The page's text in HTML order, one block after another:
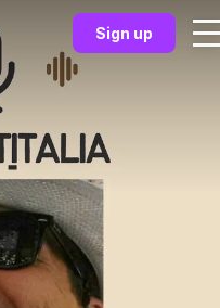
Sign up